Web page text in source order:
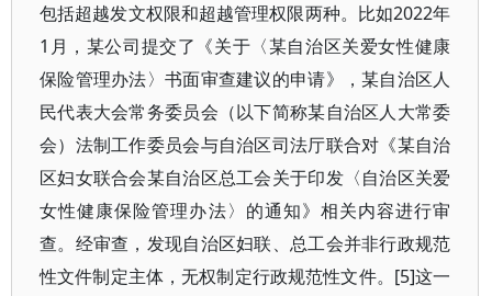
包括超越发文权限和超越管理权限两种。比如2022年
1月，某公司提交了《关于〈某自治区关爱女性健康
保险管理办法〉书面审查建议的申请》，某自治区人
民代表大会常务委员会（以下简称某自治区人大常委
会）法制工作委员会与自治区司法厅联合对《某自治
区妇女联合会某自治区总工会关于印发〈自治区关爱
女性健康保险管理办法〉的通知》相关内容进行审
查。经审查，发现自治区妇联、总工会并非行政规范
性文件制定主体，无权制定行政规范性文件。[5]这一